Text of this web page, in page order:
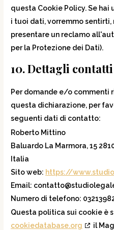
questa Cookie Policy. Se
i tuoi dati, vorremmo sentirti,
presentare un reclamo
per la Protezione dei Dati).
10. Dettagli contatti
Per domande e/o commenti
questa dichiarazione, per
seguenti dati di contatto:
Roberto Mittino
Baluardo La Marmora, 15
Italia
Sito web: https://
Email: contatto@
Numero di telefono:
Questa politica sui cookie è
cookiedatabase.org
il